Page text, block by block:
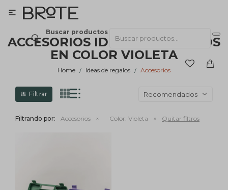
Buscar productos

ACCESORIOS IDEAS DE REGALOS
EN COLOR VIOLETA
Home Ideas de regalos Accesorios
Recomendados
Filtrando por: Accesorios Color: Violeta Quitar filtros